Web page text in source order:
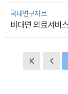
국내연구자료
비대면 의료서비